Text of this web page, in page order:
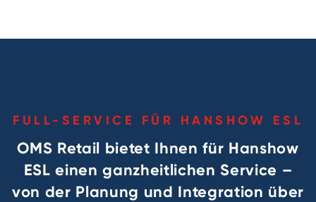
FULL-SERVICE FÜR HANSHOW ESL
OMS Retail bietet Ihnen für Hanshow
ESL einen ganzheitlichen Service –
von der Planung und Integration über